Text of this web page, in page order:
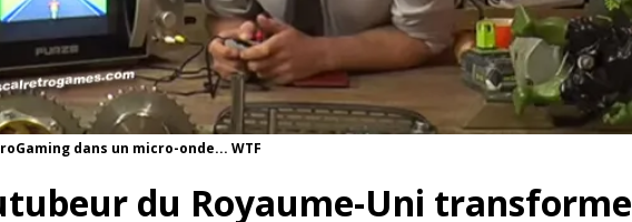
dans un micro-onde... WTF
du Royaume-Uni transforme